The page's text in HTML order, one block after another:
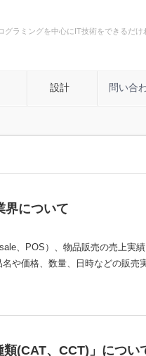
グラミングを中心にIT技術をできるだけ
設計 問い合
界について
、POS）、物品販売の売上実
や価格、数量、日時などの販売
類(CAT、CCT)」につい